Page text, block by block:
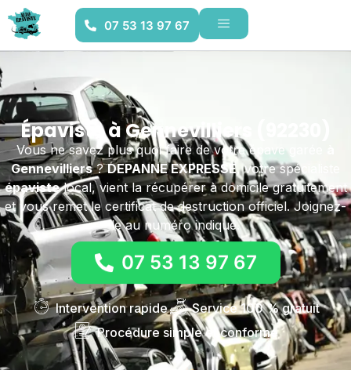
07 53 13 97 67
Épaviste à Gennevilliers (92230)
Vous ne savez plus quoi faire de votre épave garée
Gennevilliers?DEPANNE EXPRESSE , votre spécialiste
épavistelocal, vient la récupérer à domicile gratuitement
et vous remet le certificat de destruction officiel. Joignez-
le au numéro indiqué.
07 53 13 97 67
Intervention rapide
Service 100 % gratuit
Procédure simple et conforme